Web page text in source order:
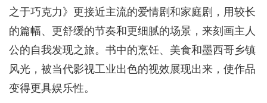
之于巧克力》更接近主流的爱情剧和家庭剧，用较长
的篇幅、更舒缓的节奏和更细腻的场景，来刻画主人
公的自我发现之旅。书中的烹饪、美食和墨西哥乡镇
风光，被当代影视工业出色的视效展现出来，使作品
变得更具娱乐性。